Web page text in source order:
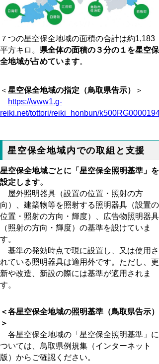
７つの星空保全地域の面積の合計は約1,183
平方キロ。 県全体の面積の３分の１を星空保
全地域が占めています。
＜ 星空保全地域の指定（鳥取県告示）
＞
https://www1.g-
reiki.net/tottori/reiki_honbun/
星空保全地域内での取組と支援
星空保全地域ごとに「星空保全照明基準」を
設定します。
屋外照明器具（設置の位置・照射の方
向）、建築物等を照射する照明器具（設置の
位置・照射の方向・輝度）、広告物照明器具
（照射の方向・輝度）の基準を設けていま
す。
基準の発効時点で現に設置し、又は使用さ
れている照明器具は適用外です。ただし、更
新や改造、新設の際には基準が適用されま
す。
＜各星空保全地域の照明基準（鳥取県告示）
＞
各星空保全地域の「星空保全照明基準」に
ついては、鳥取県例規集（インターネット
版）からご確認ください。